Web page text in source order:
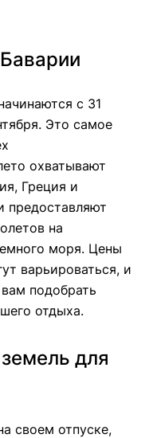
с 31
Это самое
охватывают
Греция и
предоставляют
на
моря. Цены
варьироваться, и
подобрать
отдыха.
для
своем отпуске,